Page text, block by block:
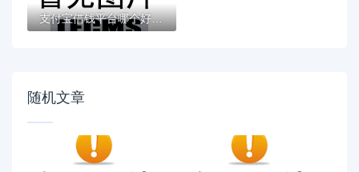
支付宝借钱平台哪个好？实测推荐这3个靠谱低...
随机文章